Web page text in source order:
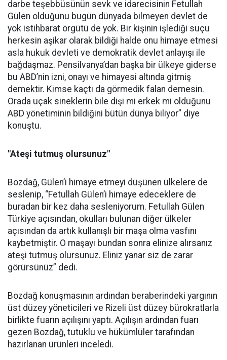
darbe teşebbüsünün sevk ve idarecisinin Fetullah
Gülen olduğunu bugün dünyada bilmeyen devlet de
yok istihbarat örgütü de yok. Bir kişinin işlediği suçu
herkesin aşikar olarak bildiği halde onu himaye etmesi
asla hukuk devleti ve demokratik devlet anlayışı ile
bağdaşmaz. Pensilvanya’dan başka bir ülkeye giderse
bu ABD’nin izni, onayı ve himayesi altında gitmiş
demektir. Kimse kaçtı da görmedik falan demesin.
Orada uçak sineklerin bile dişi mi erkek mi olduğunu
ABD yönetiminin bildiğini bütün dünya biliyor” diye
konuştu.
"Ateşi tutmuş olursunuz"
Bozdağ, Gülen’i himaye etmeyi düşünen ülkelere de
seslenip, “Fetullah Gülen’i himaye edeceklere de
buradan bir kez daha sesleniyorum. Fetullah Gülen
Türkiye açısından, okulları bulunan diğer ülkeler
açısından da artık kullanışlı bir maşa olma vasfını
kaybetmiştir. O maşayı bundan sonra elinize alırsanız
ateşi tutmuş olursunuz. Eliniz yanar siz de zarar
görürsünüz” dedi.
Bozdağ konuşmasının ardından beraberindeki yargının
üst düzey yöneticileri ve Rizeli üst düzey bürokratlarla
birlikte fuarın açılışını yaptı. Açılışın ardından fuarı
gezen Bozdağ, tutuklu ve hükümlüler tarafından
hazırlanan ürünleri inceledi.